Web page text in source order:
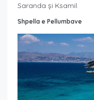
Saranda și Ksamil.
Shpella e Pellumbave